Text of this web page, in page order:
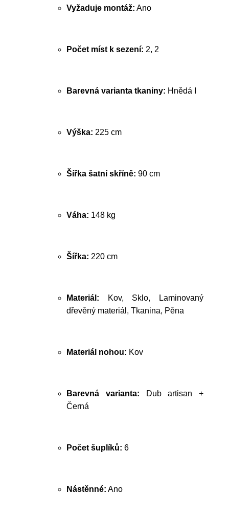
Vyžaduje montáž: Ano
Počet míst k sezení: 2, 2
Barevná varianta tkaniny: Hnědá I
Výška: 225 cm
Šířka šatní skříně: 90 cm
Váha: 148 kg
Šířka: 220 cm
Materiál: Kov, Sklo, Laminovaný
dřevěný materiál, Tkanina, Pěna
Materiál nohou: Kov
Barevná varianta: Dub artisan +
Černá
Počet šuplíků: 6
Nástěnné: Ano